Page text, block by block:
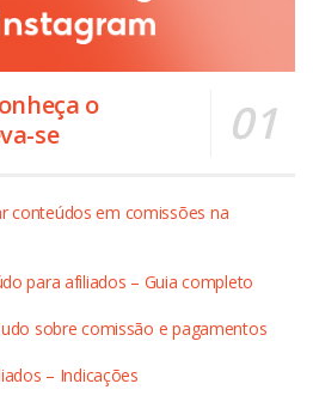
o
se
conteúdos em comissões na
para afiliados – Guia completo
sobre comissão e pagamentos
– Indicações